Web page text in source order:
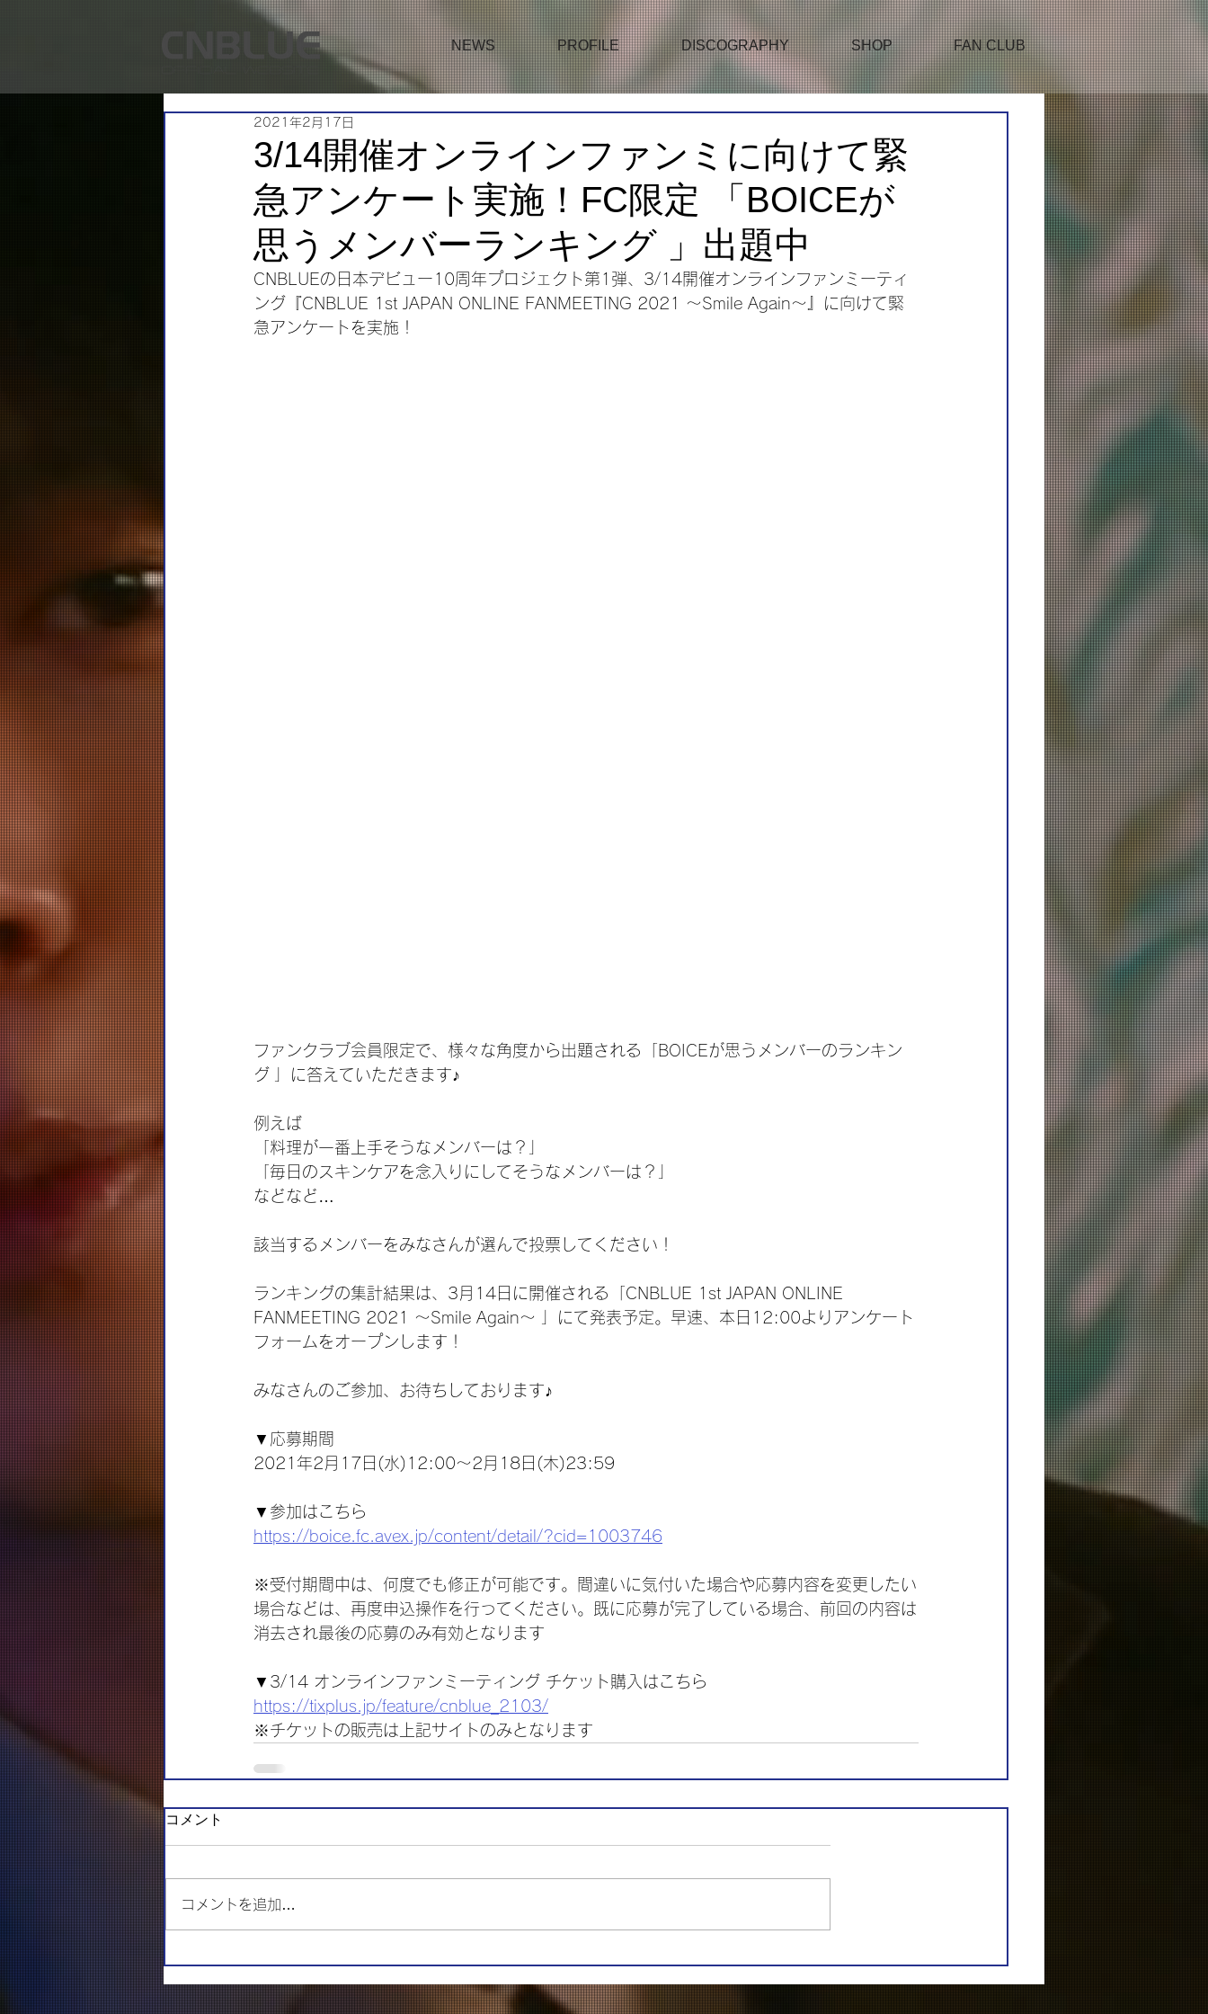
NEWS PROFILE DISCOGRAPHY SHOP FAN CLUB
3/14開催オンラインファンミに向けて緊
急アンケート実施！FC限定 「BOICEが
思うメンバーランキング 」出題中
2021年2月17日
CNBLUEの日本デビュー10周年プロジェクト第1弾、3/14開催オンラインファンミーティ
ング『CNBLUE 1st JAPAN ONLINE FANMEETING 2021 ～Smile Again～』に向けて緊
急アンケートを実施！
ファンクラブ会員限定で、様々な角度から出題される「BOICEが思うメンバーのランキン
グ 」に答えていただきます♪
例えば
「料理が一番上手そうなメンバーは？」
「毎日のスキンケアを念入りにしてそうなメンバーは？」
などなど…
該当するメンバーをみなさんが選んで投票してください！
ランキングの集計結果は、3月14日に開催される「CNBLUE 1st JAPAN ONLINE
FANMEETING 2021 ～Smile Again～ 」にて発表予定。早速、本日12:00よりアンケート
フォームをオープンします！
みなさんのご参加、お待ちしております♪
▼応募期間
2021年2月17日(水)12:00～2月18日(木)23:59
▼参加はこちら
https://boice.fc.avex.jp/content/detail/?cid=1003746
※受付期間中は、何度でも修正が可能です。間違いに気付いた場合や応募内容を変更したい
場合などは、再度申込操作を行ってください。既に応募が完了している場合、前回の内容は
消去され最後の応募のみ有効となります
▼3/14 オンラインファンミーティング チケット購入はこちら
https://tixplus.jp/feature/cnblue_2103/
※チケットの販売は上記サイトのみとなります
コメント
コメントを追加…